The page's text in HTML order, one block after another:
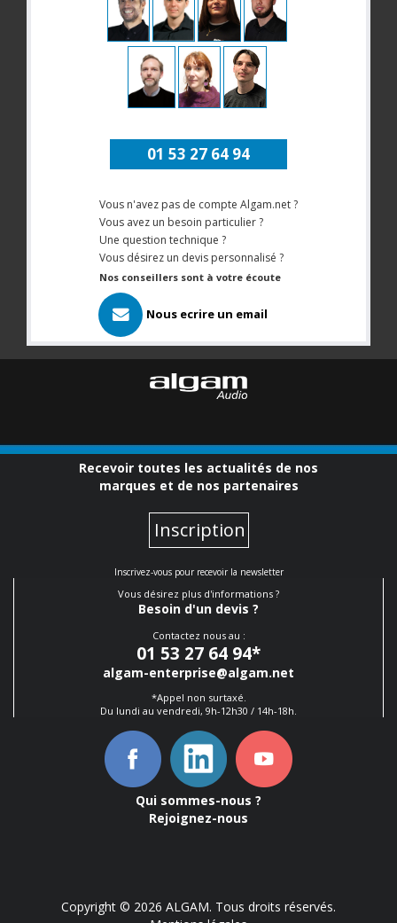
01 53 27 64 94
Vous n'avez pas de compte Algam.net ?
Vous avez un besoin particulier ?
Une question technique ?
Vous désirez un devis personnalisé ?
Nos conseillers sont à votre écoute
Nous ecrire un email
Recevoir toutes les actualités de nos
marques et de nos partenaires
Inscription
Inscrivez-vous pour recevoir la newsletter
Vous désirez plus d'informations ?
Besoin d'un devis ?
Contactez nous au :
01 53 27 64 94*
algam-enterprise@algam.net
*Appel non surtaxé.
Du lundi au vendredi, 9h-12h30 / 14h-18h.
Qui sommes-nous ?
Rejoignez-nous
Copyright © 2026 ALGAM. Tous droits réservés.